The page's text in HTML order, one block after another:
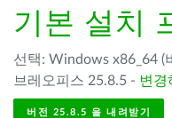
기본 설치
선택: Windows x86_64 (
브레오피스 25.8.5 - 변경
버전 25.8.5 을 내려받기